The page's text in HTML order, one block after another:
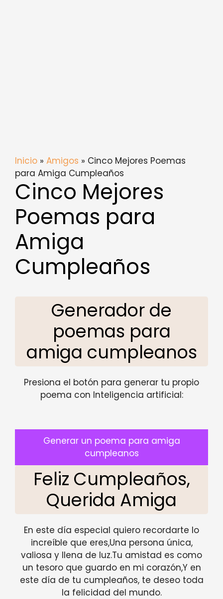
Inicio » Amigos » Cinco Mejores Poemas
para Amiga Cumpleaños
Cinco Mejores
Poemas para
Amiga
Cumpleaños
Generador de
poemas para
amiga cumpleanos
Presiona el botón para generar tu propio
poema con Inteligencia artificial:
Generar un poema para amiga
cumpleanos
Feliz Cumpleaños,
Querida Amiga
En este día especial quiero recordarte lo
increíble que eres,Una persona única,
valiosa y llena de luz.Tu amistad es como
un tesoro que guardo en mi corazón,Y en
este día de tu cumpleaños, te deseo toda
la felicidad del mundo.